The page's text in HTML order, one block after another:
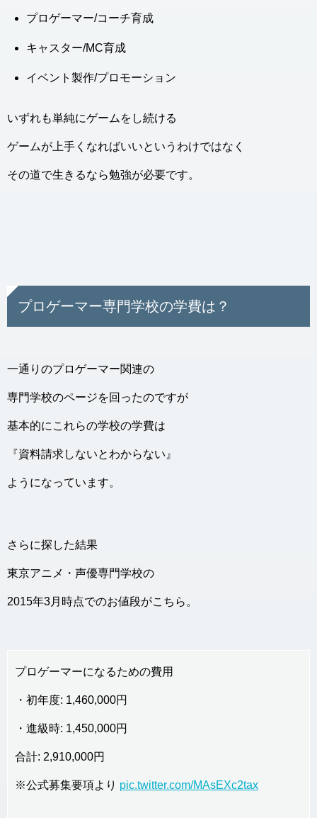
プロゲーマー/コーチ育成
キャスター/MC育成
イベント製作/プロモーション
いずれも単純にゲームをし続ける
ゲームが上手くなればいいというわけではなく
その道で生きるなら勉強が必要です。
プロゲーマー専門学校の学費は？
一通りのプロゲーマー関連の
専門学校のページを回ったのですが
基本的にこれらの学校の学費は
『資料請求しないとわからない』
ようになっています。
さらに探した結果
東京アニメ・声優専門学校の
2015年3月時点でのお値段がこちら。
プロゲーマーになるための費用
・初年度: 1,460,000円
・進級時: 1,450,000円
合計: 2,910,000円
※公式募集要項より pic.twitter.com/MAsEXc2tax